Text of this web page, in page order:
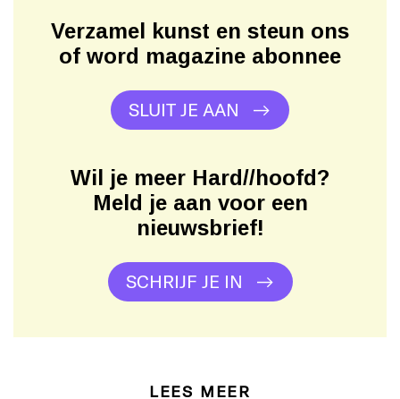
Verzamel kunst en steun ons
of word magazine abonnee
SLUIT JE AAN
Wil je meer Hard//hoofd?
Meld je aan voor een
nieuwsbrief!
SCHRIJF JE IN
LEES MEER